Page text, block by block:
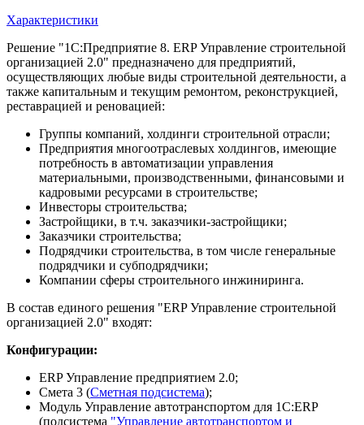
Характеристики
Решение "1С:Предприятие 8. ERP Управление строительной
организацией 2.0" предназначено для предприятий,
осуществляющих любые виды строительной деятельности, а
также капитальным и текущим ремонтом, реконструкцией,
реставрацией и реновацией:
Группы компаний, холдинги строительной отрасли;
Предприятия многоотраслевых холдингов, имеющие
потребность в автоматизации управления
материальными, производственными, финансовыми и
кадровыми ресурсами в строительстве;
Инвесторы строительства;
Застройщики, в т.ч. заказчики-застройщики;
Заказчики строительства;
Подрядчики строительства, в том числе генеральные
подрядчики и субподрядчики;
Компании сферы строительного инжиниринга.
В состав единого решения "ERP Управление строительной
организацией 2.0" входят:
Конфигурации:
ERP Управление предприятием 2.0;
Смета 3 (Сметная подсистема);
Модуль Управление автотранспортом для 1С:ERP
(подсистема "Управление автотранспортом и